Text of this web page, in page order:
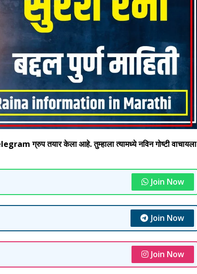
ग्रुप तयार केला आहे. तुम्हाला त्यामध्ये नविन गोष्टी वाचायला
Join Now
Join Now
Join Now